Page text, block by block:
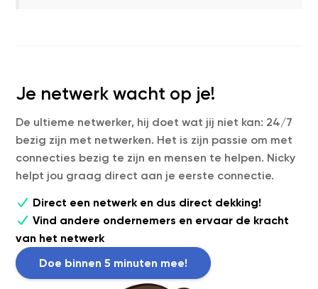
Je netwerk wacht op je!
De ultieme netwerker, hij doet wat jij niet kan: 24/7
bezig zijn met netwerken. Het is zijn passie om met
connecties bezig te zijn en mensen te helpen. Nicky
helpt jou graag direct aan je eerste connectie.
Direct een netwerk en dus direct dekking!
Vind andere ondernemers en ervaar de kracht
van het netwerk
Doe binnen 5 minuten mee!